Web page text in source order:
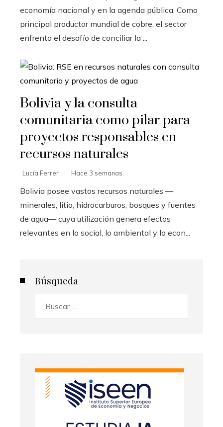
economía nacional y en la agenda pública. Como
principal productor mundial de cobre, el sector
enfrenta el desafío de conciliar la ...
Bolivia y la consulta
comunitaria como pilar para
proyectos responsables en
recursos naturales
Lucía Ferrer Hace 3 semanas
Bolivia posee vastos recursos naturales —
minerales, litio, hidrocarburos, bosques y fuentes
de agua— cuya utilización genera efectos
relevantes en lo social, lo ambiental y lo econ...
Búsqueda